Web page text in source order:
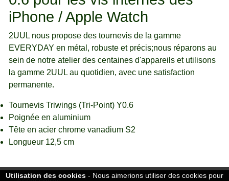
iPhone / Apple Watch
2UUL nous propose des tournevis de la gamme
EVERYDAY en métal, robuste et précis;nous réparons au
sein de notre atelier des centaines d'appareils et utilisons
la gamme 2UUL au quotidien, avec une satisfaction
permanente.
Tournevis Triwings (Tri-Point) Y0.6
Poignée en aluminium
Tête en acier chrome vanadium S2
Longueur 12,5 cm
Utilisation des cookies - Nous aimerions utiliser des cookies pour